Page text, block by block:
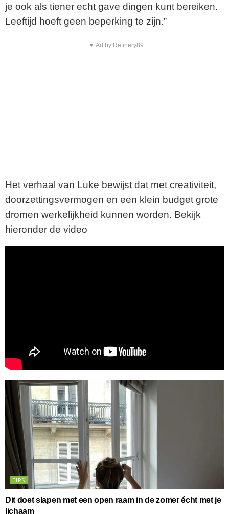
je ook als tiener echt gave dingen kunt bereiken.
Leeftijd hoeft geen beperking te zijn.”
▼ Ad by Refinery89
Het verhaal van Luke bewijst dat met creativiteit,
doorzettingsvermogen en een klein budget grote
dromen werkelijkheid kunnen worden. Bekijk
hieronder de video
TIPS
Dit doet slapen met een open raam in de zomer écht met je
lichaam